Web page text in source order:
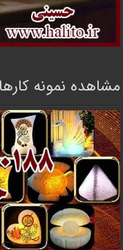
مشاهده نمونه